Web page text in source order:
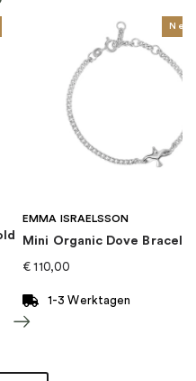
Sjölin
EMMA ISRAELSSON
Mini Organic Dove
€ 110,00
1-3 Werktagen